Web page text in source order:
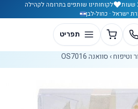
לקוחותינו שותפים בתרומה לקהילה
ישראל · כחול-לבן
וטיפוח› סוואנה OS7016